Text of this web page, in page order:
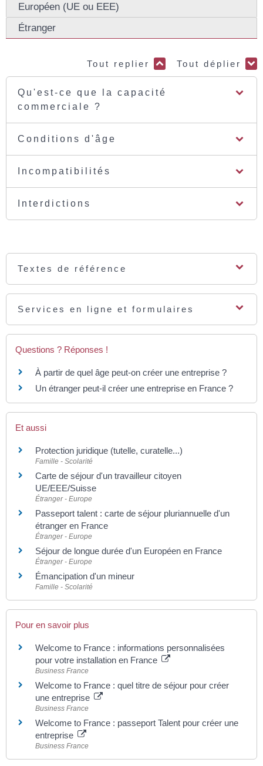
Européen (UE ou EEE)
Étranger
Tout replier Tout déplier
Qu'est-ce que la capacité
commerciale ?
Conditions d'âge
Incompatibilités
Interdictions
Textes de référence
Services en ligne et formulaires
Questions ? Réponses !
À partir de quel âge peut-on créer une entreprise ?
Un étranger peut-il créer une entreprise en France ?
Et aussi
Protection juridique (tutelle, curatelle...)
Famille - Scolarité
Carte de séjour d'un travailleur citoyen
UE/EEE/Suisse
Étranger - Europe
Passeport talent : carte de séjour pluriannuelle d'un
étranger en France
Étranger - Europe
Séjour de longue durée d'un Européen en France
Étranger - Europe
Émancipation d'un mineur
Famille - Scolarité
Pour en savoir plus
Welcome to France : informations personnalisées
pour votre installation en France
Business France
Welcome to France : quel titre de séjour pour créer
une entreprise
Business France
Welcome to France : passeport Talent pour créer une
entreprise
Business France